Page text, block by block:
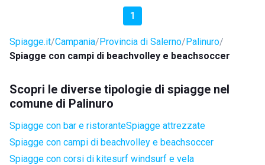
1
Spiagge.it Campania Provincia di Salerno Palinuro
Spiagge con campi di beachvolley e beachsoccer
Scopri le diverse tipologie di spiagge nel
comune di Palinuro
Spiagge con bar e ristoranteSpiagge attrezzate
Spiagge con campi di beachvolley e beachsoccer
Spiagge con corsi di kitesurf windsurf e vela